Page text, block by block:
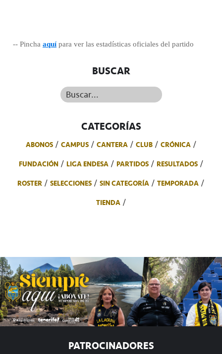
-- Pincha aquípara ver las estadísticas oficiales del partido
BUSCAR
Buscar...
CATEGORÍAS
ABONOS CAMPUS CANTERA CLUB
CRÓNICA
FUNDACIÓN
LIGA ENDESA PARTIDOS
RESULTADOS
ROSTER
SELECCIONES SIN CATEGORÍA
TEMPORADA
TIENDA
PATROCINADORES